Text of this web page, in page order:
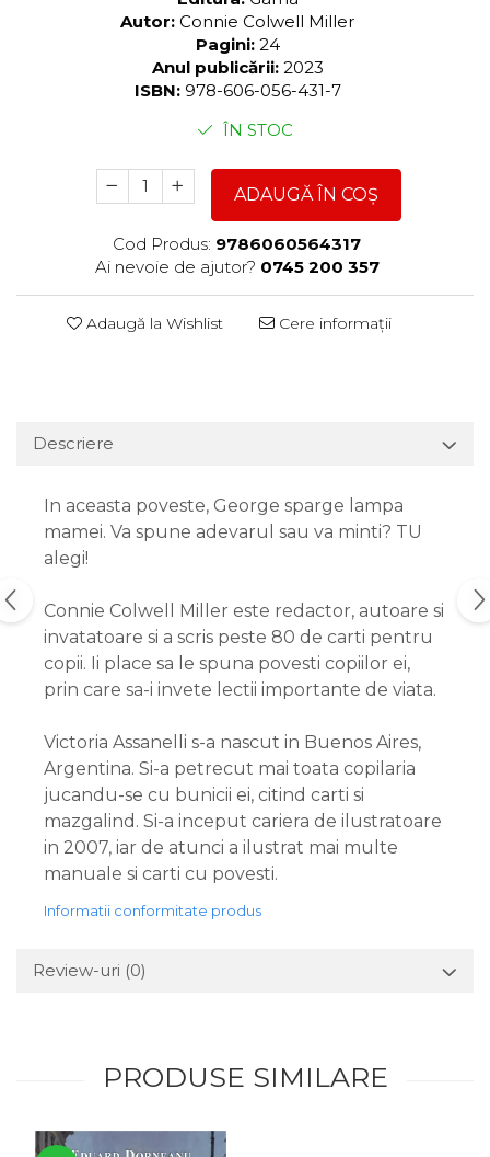
Autor: Connie Colwell Miller
Pagini: 24
Anul publicării: 2023
ISBN: 978-606-056-431-7
ÎN STOC
ADAUGĂ ÎN COȘ
Cod Produs: 9786060564317
Ai nevoie de ajutor? 0745 200 357
Adaugă la Wishlist Cere informații
Descriere
In aceasta poveste, George sparge lampa
mamei. Va spune adevarul sau va minti? TU
alegi!
Connie Colwell Miller este redactor, autoare si
invatatoare si a scris peste 80 de carti pentru
copii. Ii place sa le spuna povesti copiilor ei,
prin care sa-i invete lectii importante de viata.
Victoria Assanelli s-a nascut in Buenos Aires,
Argentina. Si-a petrecut mai toata copilaria
jucandu-se cu bunicii ei, citind carti si
mazgalind. Si-a inceput cariera de ilustratoare
in 2007, iar de atunci a ilustrat mai multe
manuale si carti cu povesti.
Informatii conformitate produs
Review-uri (0)
PRODUSE SIMILARE